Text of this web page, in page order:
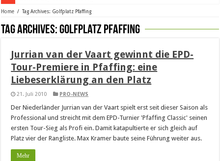
Home / Tag Archives: Golfplatz Pfaffing
Tag Archives:Golfplatz Pfaffing
Jurrian van der Vaart gewinnt die EPD-
Tour-Premiere in Pfaffing: eine
Liebeserklärung an den Platz
21. Juli 2010 PRO-NEWS
Der Niederländer Jurrian van der Vaart spielt erst seit dieser Saison als
Professional und streicht mit dem EPD-Turnier 'Pfaffing Classic' seinen
ersten Tour-Sieg als Profi ein. Damit katapultierte er sich gleich auf
Platz vier der Rangliste. Max Kramer baute seine Führung weiter aus.
Mehr